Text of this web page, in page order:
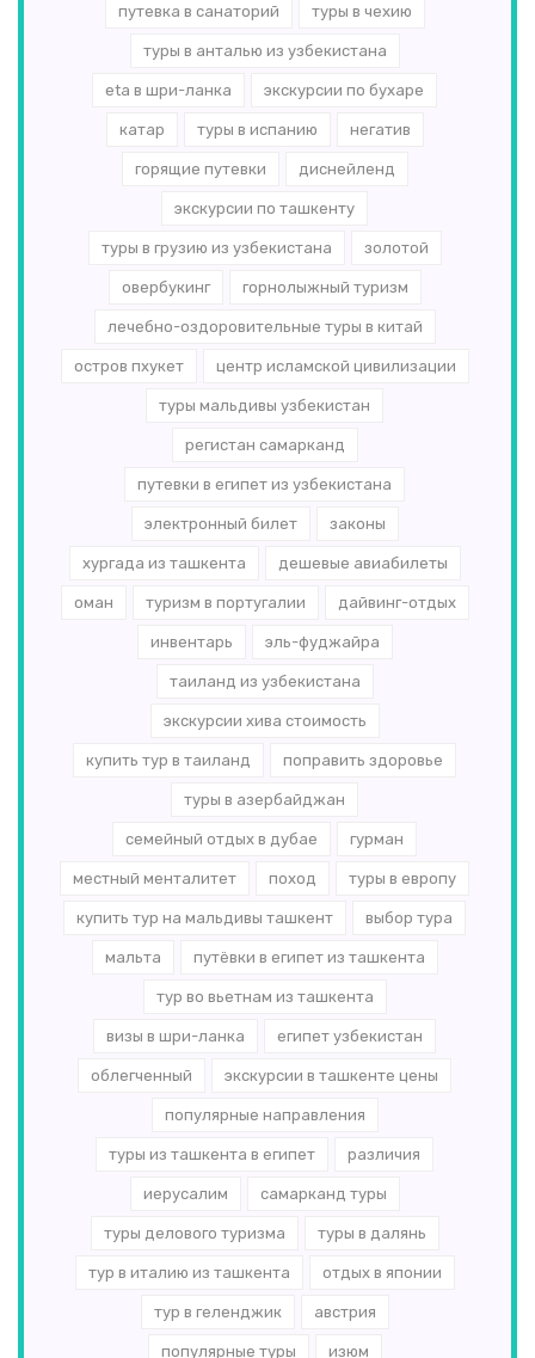
путевка в санаторий туры в чехию
туры в анталью из узбекистана
eta в шри-ланка экскурсии по бухаре
катар туры в испанию негатив
горящие путевки диснейленд
экскурсии по ташкенту
туры в грузию из узбекистана золотой
овербукинг горнолыжный туризм
лечебно-оздоровительные туры в китай
остров пхукет центр исламской цивилизации
туры мальдивы узбекистан
регистан самарканд
путевки в египет из узбекистана
электронный билет законы
хургада из ташкента дешевые авиабилеты
оман туризм в португалии дайвинг-отдых
инвентарь эль-­фуджайра
таиланд из узбекистана
экскурсии хива стоимость
купить тур в таиланд поправить здоровье
туры в азербайджан
семейный отдых в дубае гурман
местный менталитет поход туры в европу
купить тур на мальдивы ташкент выбор тура
мальта путёвки в египет из ташкента
тур во вьетнам из ташкента
визы в шри-ланка египет узбекистан
облегченный экскурсии в ташкенте цены
популярные направления
туры из ташкента в египет различия
иерусалим самарканд туры
туры делового туризма туры в далянь
тур в италию из ташкента отдых в японии
тур в геленджик австрия
популярные туры изюм